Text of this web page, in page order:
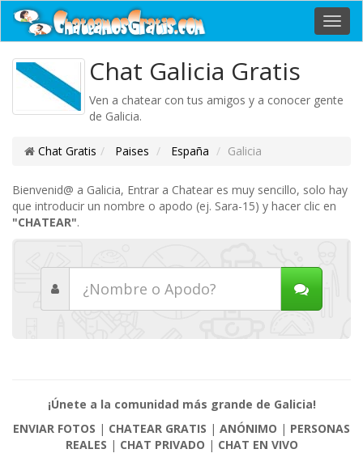
Chat Galicia Gratis
Ven a chatear con tus amigos y a conocer gente
de Galicia.
Chat Gratis Paises España Galicia
Bienvenid@ a Galicia, Entrar a Chatear es muy sencillo, solo hay
que introducir un nombre o apodo (ej. Sara-15) y hacer clic en
"CHATEAR".
¡Únete a la comunidad más grande de Galicia!
ENVIAR FOTOS | CHATEAR GRATIS | ANÓNIMO | PERSONAS
REALES | CHAT PRIVADO | CHAT EN VIVO